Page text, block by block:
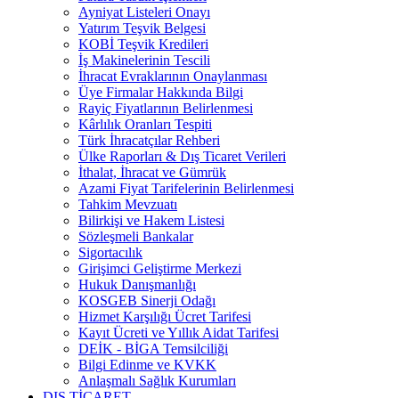
Ayniyat Listeleri Onayı
Yatırım Teşvik Belgesi
KOBİ Teşvik Kredileri
İş Makinelerinin Tescili
İhracat Evraklarının Onaylanması
Üye Firmalar Hakkında Bilgi
Rayiç Fiyatlarının Belirlenmesi
Kârlılık Oranları Tespiti
Türk İhracatçılar Rehberi
Ülke Raporları & Dış Ticaret Verileri
İthalat, İhracat ve Gümrük
Azami Fiyat Tarifelerinin Belirlenmesi
Tahkim Mevzuatı
Bilirkişi ve Hakem Listesi
Sözleşmeli Bankalar
Sigortacılık
Girişimci Geliştirme Merkezi
Hukuk Danışmanlığı
KOSGEB Sinerji Odağı
Hizmet Karşılığı Ücret Tarifesi
Kayıt Ücreti ve Yıllık Aidat Tarifesi
DEİK - BİGA Temsilciliği
Bilgi Edinme ve KVKK
Anlaşmalı Sağlık Kurumları